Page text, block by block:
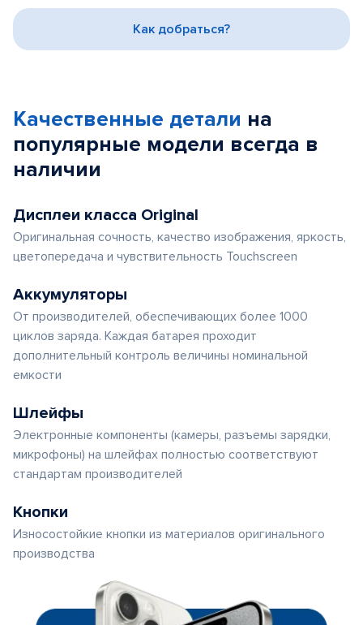
3
Как добраться?
Качественные детали на
популярные модели всегда в
наличии
Дисплеи класса Original
Оригинальная сочность, качество изображения, яркость,
цветопередача и чувствительность Touchscreen
Аккумуляторы
От производителей, обеспечивающих более 1000
циклов заряда. Каждая батарея проходит
дополнительный контроль величины номинальной
емкости
Шлейфы
Электронные компоненты (камеры, разъемы зарядки,
микрофоны) на шлейфах полностью соответствуют
стандартам производителей
Кнопки
Износостойкие кнопки из материалов оригинального
производства